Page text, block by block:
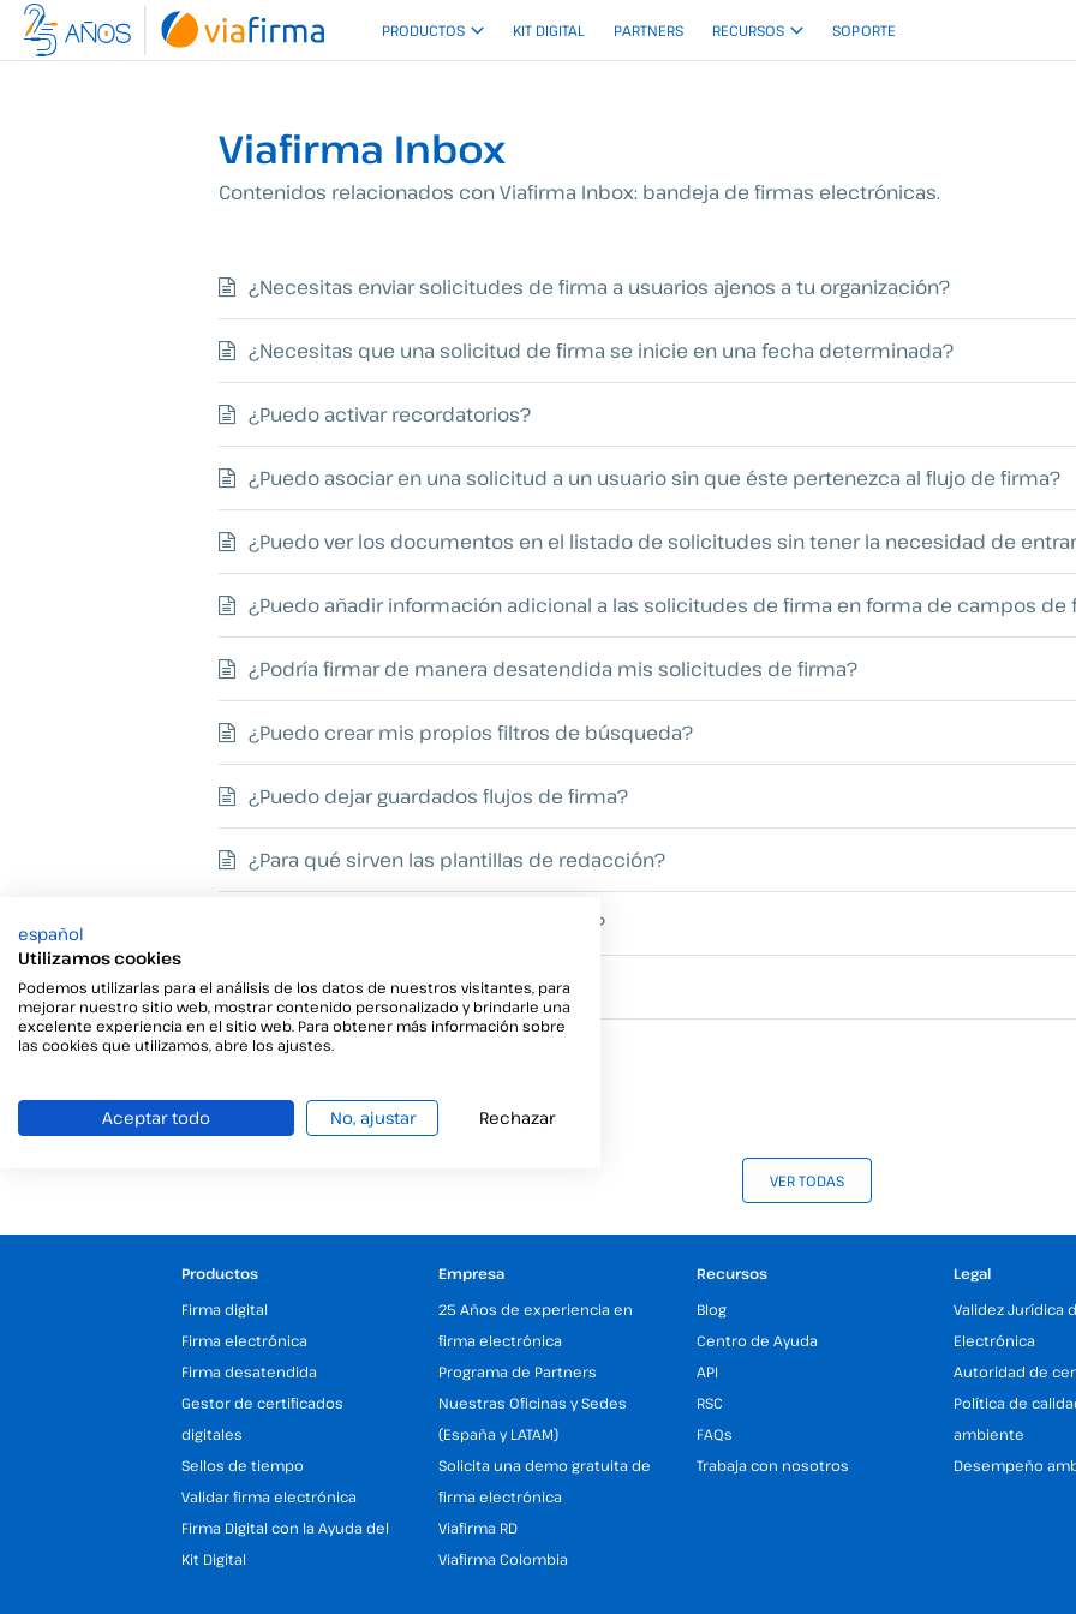
PRODUCTOS KIT DIGITAL PARTNERS RECURSOS SOPORTE
Viafirma Inbox
Contenidos relacionados con Viafirma Inbox: bandeja de firmas electrónicas.
¿Necesitas enviar solicitudes de firma a usuarios ajenos a tu organización?
¿Necesitas que una solicitud de firma se inicie en una fecha determinada?
¿Puedo activar recordatorios?
¿Puedo asociar en una solicitud a un usuario sin que éste pertenezca al flujo de firma?
¿Puedo ver los documentos en el listado de solicitudes sin tener la necesidad de
¿Puedo añadir información adicional a las solicitudes de firma en forma de campos de
¿Podría firmar de manera desatendida mis solicitudes de firma?
¿Puedo crear mis propios filtros de búsqueda?
¿Puedo dejar guardados flujos de firma?
¿Para qué sirven las plantillas de redacción?
¿Puedo personalizar el sello de firma?
Viafirma Inbox – Preguntas básicas
VER TODAS
Productos
Firma digital
Firma electrónica
Firma desatendida
Gestor de certificados
digitales
Sellos de tiempo
Validar firma electrónica
Firma Digital con la Ayuda del
Kit Digital
Empresa
25 Años de experiencia en
firma electrónica
Programa de Partners
Nuestras Oficinas y Sedes
(España y LATAM)
Solicita una demo gratuita de
firma electrónica
Viafirma RD
Viafirma Colombia
Recursos
Blog
Centro de Ayuda
API
RSC
FAQs
Trabaja con nosotros
Legal
Validez Jurídica
Electrónica
Autoridad de
Política de
ambiente
Desempeño
español
Utilizamos cookies
Podemos utilizarlas para el análisis de los datos de nuestros visitantes, para
mejorar nuestro sitio web, mostrar contenido personalizado y brindarle una
excelente experiencia en el sitio web. Para obtener más información sobre
las cookies que utilizamos, abre los ajustes.
Aceptar todo No, ajustar Rechazar